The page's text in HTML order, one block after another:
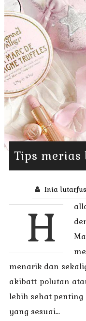
Tips merias
Inia lutarfus
H
menarik dan
akibatt polutan
lebih sehat
yang sesuai...